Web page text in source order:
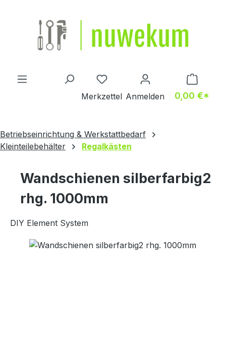
Du hast 0 Produkte auf dem
Merkzettel Anmelden 0,00 €*
Betriebseinrichtung & Werkstattbedarf
Kleinteilebehälter
Regalkästen
Wandschienen silberfarbig2
rhg. 1000mm
DIY Element System
Bildergalerie überspringen